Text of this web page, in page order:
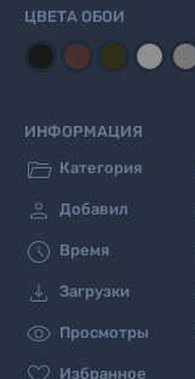
ЦВЕТА ОБОИ
ИНФОРМАЦИЯ
 Категория
 Добавил
 Время
 Загрузки
 Просмотры
Избранное